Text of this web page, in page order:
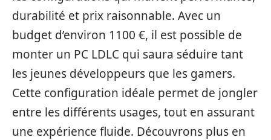
durabilité et prix raisonnable. Avec un
budget d’environ 1100 €, il est possible de
monter un PC LDLC qui saura séduire tant
les jeunes développeurs que les gamers.
Cette configuration idéale permet de jongler
entre les différents usages, tout en assurant
une expérience fluide. Découvrons plus en